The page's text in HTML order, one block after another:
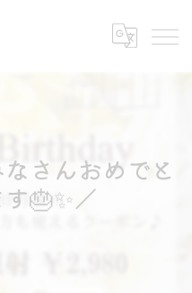
さんおめでと
🎂✨／